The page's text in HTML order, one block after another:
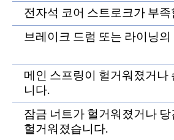
전자석 코어 스트로크가 부
브레이크 드럼 또는 라이닝
메인 스프링이 헐거워졌거나
니다.
잠금 너트가 헐거워졌거나
헐거워졌습니다.